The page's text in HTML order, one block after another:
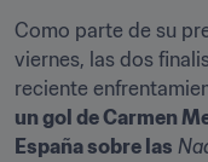
Como parte de su
viernes, las dos
un gol de Carmen
España sobre las